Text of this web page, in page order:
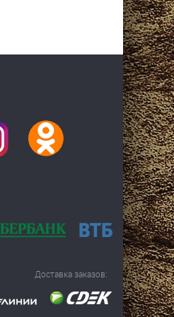
Доставка заказов: